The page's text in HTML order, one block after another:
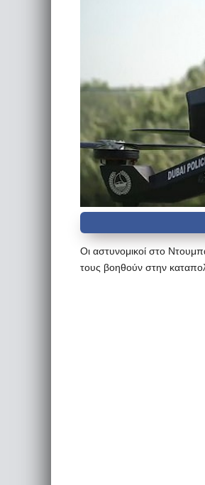
Oι αστυνομικοί στο
τους βοηθούν στην